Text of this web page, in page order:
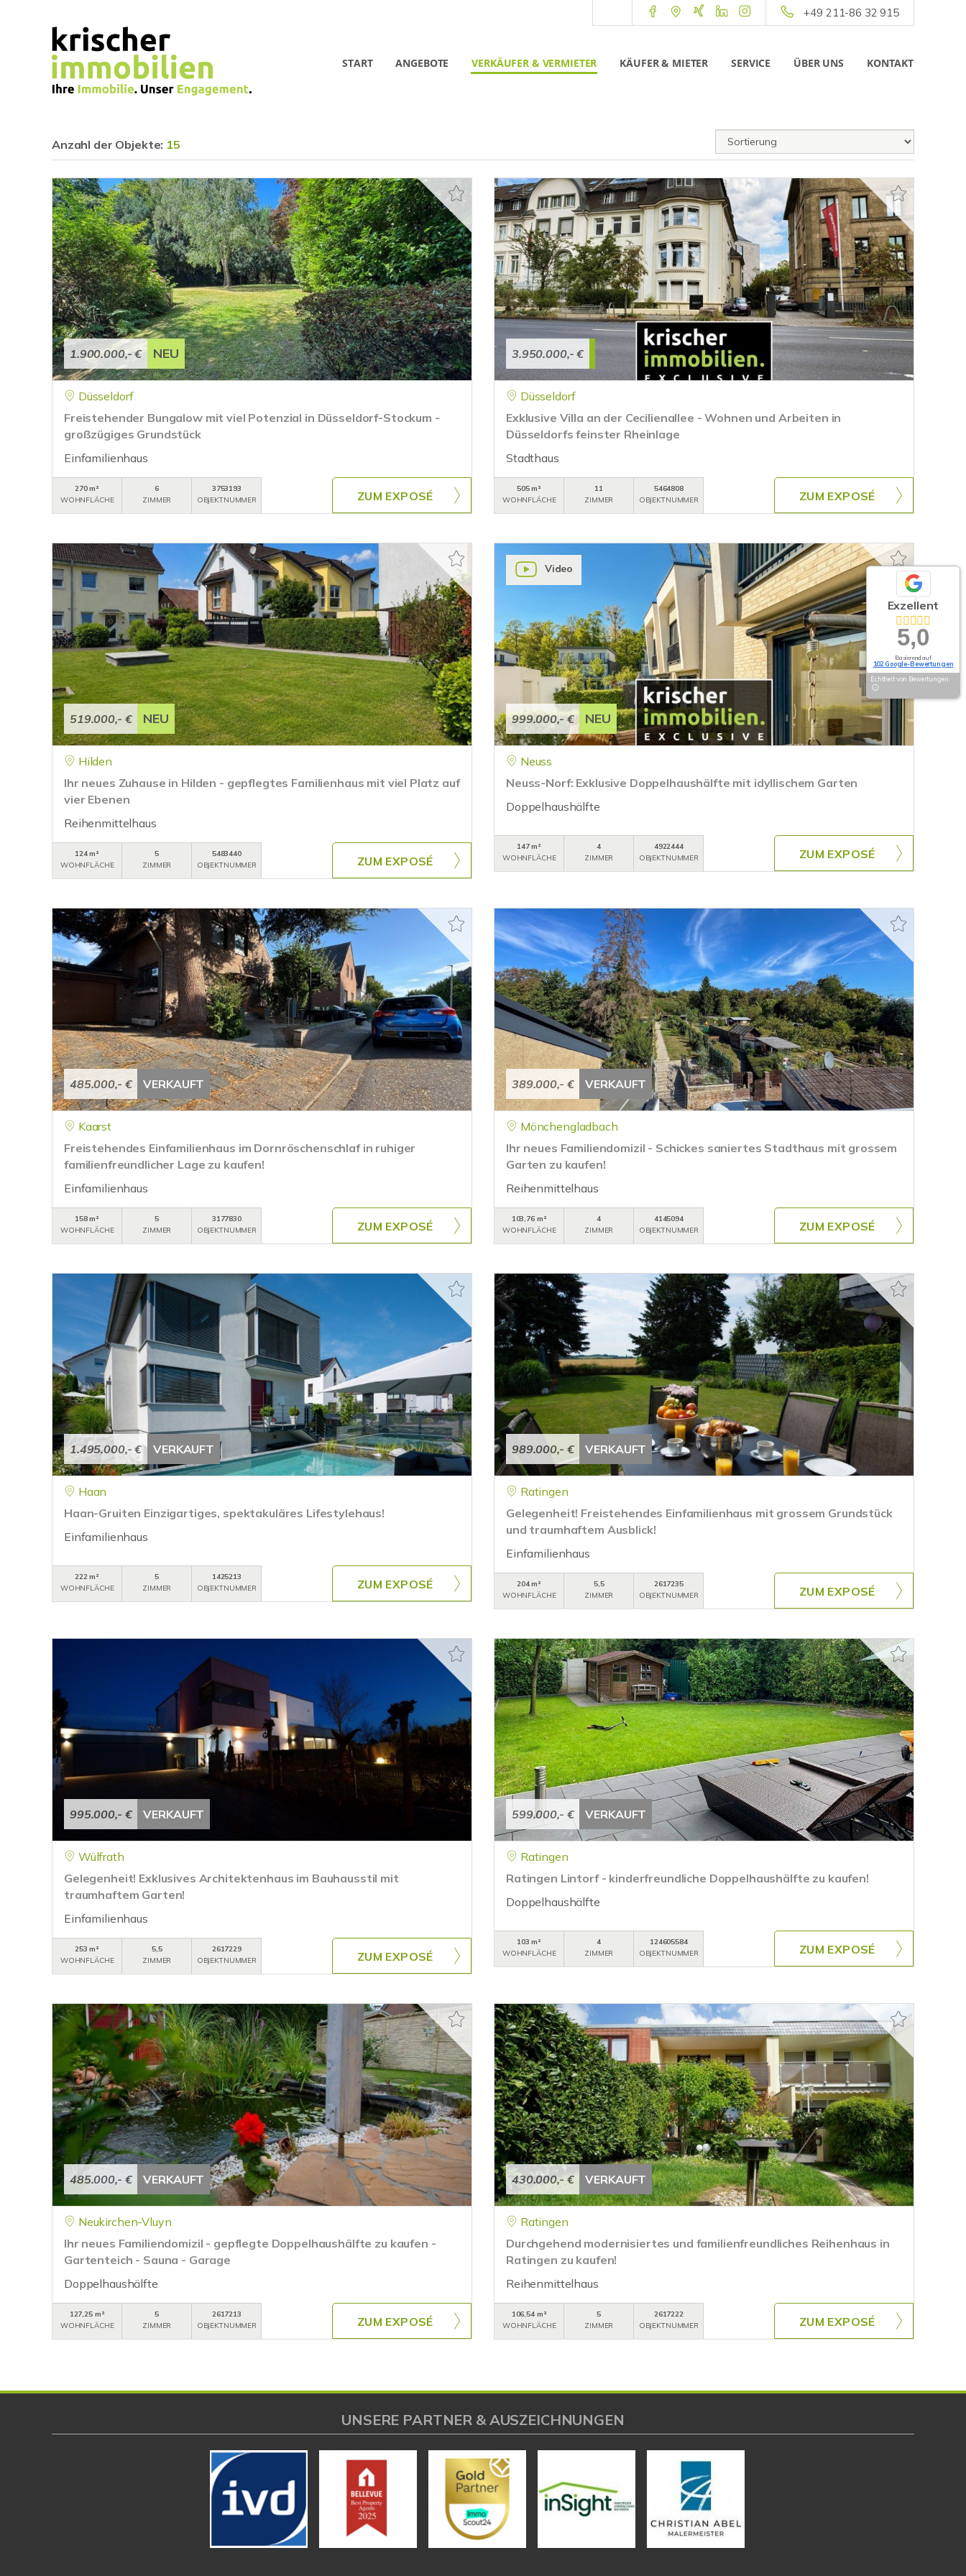
+49 211-86 32 915
START ANGEBOTE VERKÄUFER & VERMIETER KÄUFER & MIETER SERVICE ÜBER UNS KONTAKT
Anzahl der Objekte: 15
1.900.000,- € NEU
Düsseldorf
Freistehender Bungalow mit viel Potenzial in Düsseldorf-Stockum -
großzügiges Grundstück
Einfamilienhaus
270 m²
WOHNFLÄCHE
6
ZIMMER
3753193
OBJEKTNUMMER
ZUM EXPOSÉ
3.950.000,- €
Düsseldorf
Exklusive Villa an der Cecilienallee - Wohnen und Arbeiten in
Düsseldorfs feinster Rheinlage
Stadthaus
505 m²
WOHNFLÄCHE
11
ZIMMER
5464808
OBJEKTNUMMER
ZUM EXPOSÉ
519.000,- € NEU
Hilden
Ihr neues Zuhause in Hilden - gepflegtes Familienhaus mit viel Platz auf
vier Ebenen
Reihenmittelhaus
124 m²
WOHNFLÄCHE
5
ZIMMER
5483440
OBJEKTNUMMER
ZUM EXPOSÉ
999.000,- € NEU
Video
Neuss
Neuss-Norf: Exklusive Doppelhaushälfte mit idyllischem Garten
Doppelhaushälfte
147 m²
WOHNFLÄCHE
4
ZIMMER
4922444
OBJEKTNUMMER
ZUM EXPOSÉ
485.000,- € VERKAUFT
Kaarst
Freistehendes Einfamilienhaus im Dornröschenschlaf in ruhiger
familienfreundlicher Lage zu kaufen!
Einfamilienhaus
158 m²
WOHNFLÄCHE
5
ZIMMER
3177830
OBJEKTNUMMER
ZUM EXPOSÉ
389.000,- € VERKAUFT
Mönchengladbach
Ihr neues Familiendomizil - Schickes saniertes Stadthaus mit grossem
Garten zu kaufen!
Reihenmittelhaus
103,76 m²
WOHNFLÄCHE
4
ZIMMER
4145094
OBJEKTNUMMER
ZUM EXPOSÉ
1.495.000,- € VERKAUFT
Haan
Haan-Gruiten Einzigartiges, spektakuläres Lifestylehaus!
Einfamilienhaus
222 m²
WOHNFLÄCHE
5
ZIMMER
1425213
OBJEKTNUMMER
ZUM EXPOSÉ
989.000,- € VERKAUFT
Ratingen
Gelegenheit! Freistehendes Einfamilienhaus mit grossem Grundstück
und traumhaftem Ausblick!
Einfamilienhaus
204 m²
WOHNFLÄCHE
5,5
ZIMMER
2617235
OBJEKTNUMMER
ZUM EXPOSÉ
995.000,- € VERKAUFT
Wülfrath
Gelegenheit! Exklusives Architektenhaus im Bauhausstil mit
traumhaftem Garten!
Einfamilienhaus
253 m²
WOHNFLÄCHE
5,5
ZIMMER
2617229
OBJEKTNUMMER
ZUM EXPOSÉ
599.000,- € VERKAUFT
Ratingen
Ratingen Lintorf - kinderfreundliche Doppelhaushälfte zu kaufen!
Doppelhaushälfte
103 m²
WOHNFLÄCHE
4
ZIMMER
124605584
OBJEKTNUMMER
ZUM EXPOSÉ
485.000,- € VERKAUFT
Neukirchen-Vluyn
Ihr neues Familiendomizil - gepflegte Doppelhaushälfte zu kaufen -
Gartenteich - Sauna - Garage
Doppelhaushälfte
127,25 m²
WOHNFLÄCHE
5
ZIMMER
2617213
OBJEKTNUMMER
ZUM EXPOSÉ
430.000,- € VERKAUFT
Ratingen
Durchgehend modernisiertes und familienfreundliches Reihenhaus in
Ratingen zu kaufen!
Reihenmittelhaus
106,54 m²
WOHNFLÄCHE
5
ZIMMER
2617222
OBJEKTNUMMER
ZUM EXPOSÉ
Exzellent
5,0
Basierend auf
102 Google-Bewertungen
Echtheit von Bewertungen
UNSERE PARTNER & AUSZEICHNUNGEN